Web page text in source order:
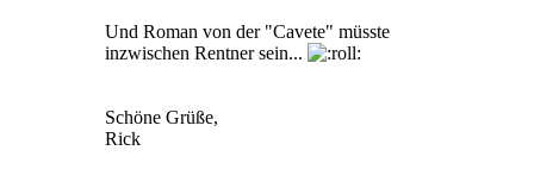
Und Roman von der "Cavete" müsste
inzwischen Rentner sein...
Schöne Grüße,
Rick